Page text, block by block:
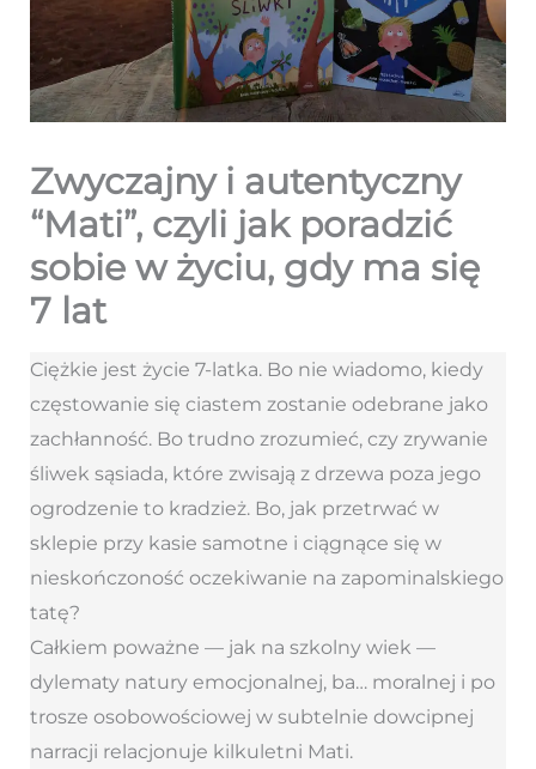
Zwyczajny i autentyczny
“Mati”, czyli jak poradzić
sobie w życiu, gdy ma się
7 lat
Ciężkie jest życie 7-latka. Bo nie wiadomo, kiedy
częstowanie się ciastem zostanie odebrane jako
zachłanność. Bo trudno zrozumieć, czy zrywanie
śliwek sąsiada, które zwisają z drzewa poza jego
ogrodzenie to kradzież. Bo, jak przetrwać w
sklepie przy kasie samotne i ciągnące się w
nieskończoność oczekiwanie na zapominalskiego
tatę?
Całkiem poważne — jak na szkolny wiek —
dylematy natury emocjonalnej, ba… moralnej i po
trosze osobowościowej w subtelnie dowcipnej
narracji relacjonuje kilkuletni Mati.